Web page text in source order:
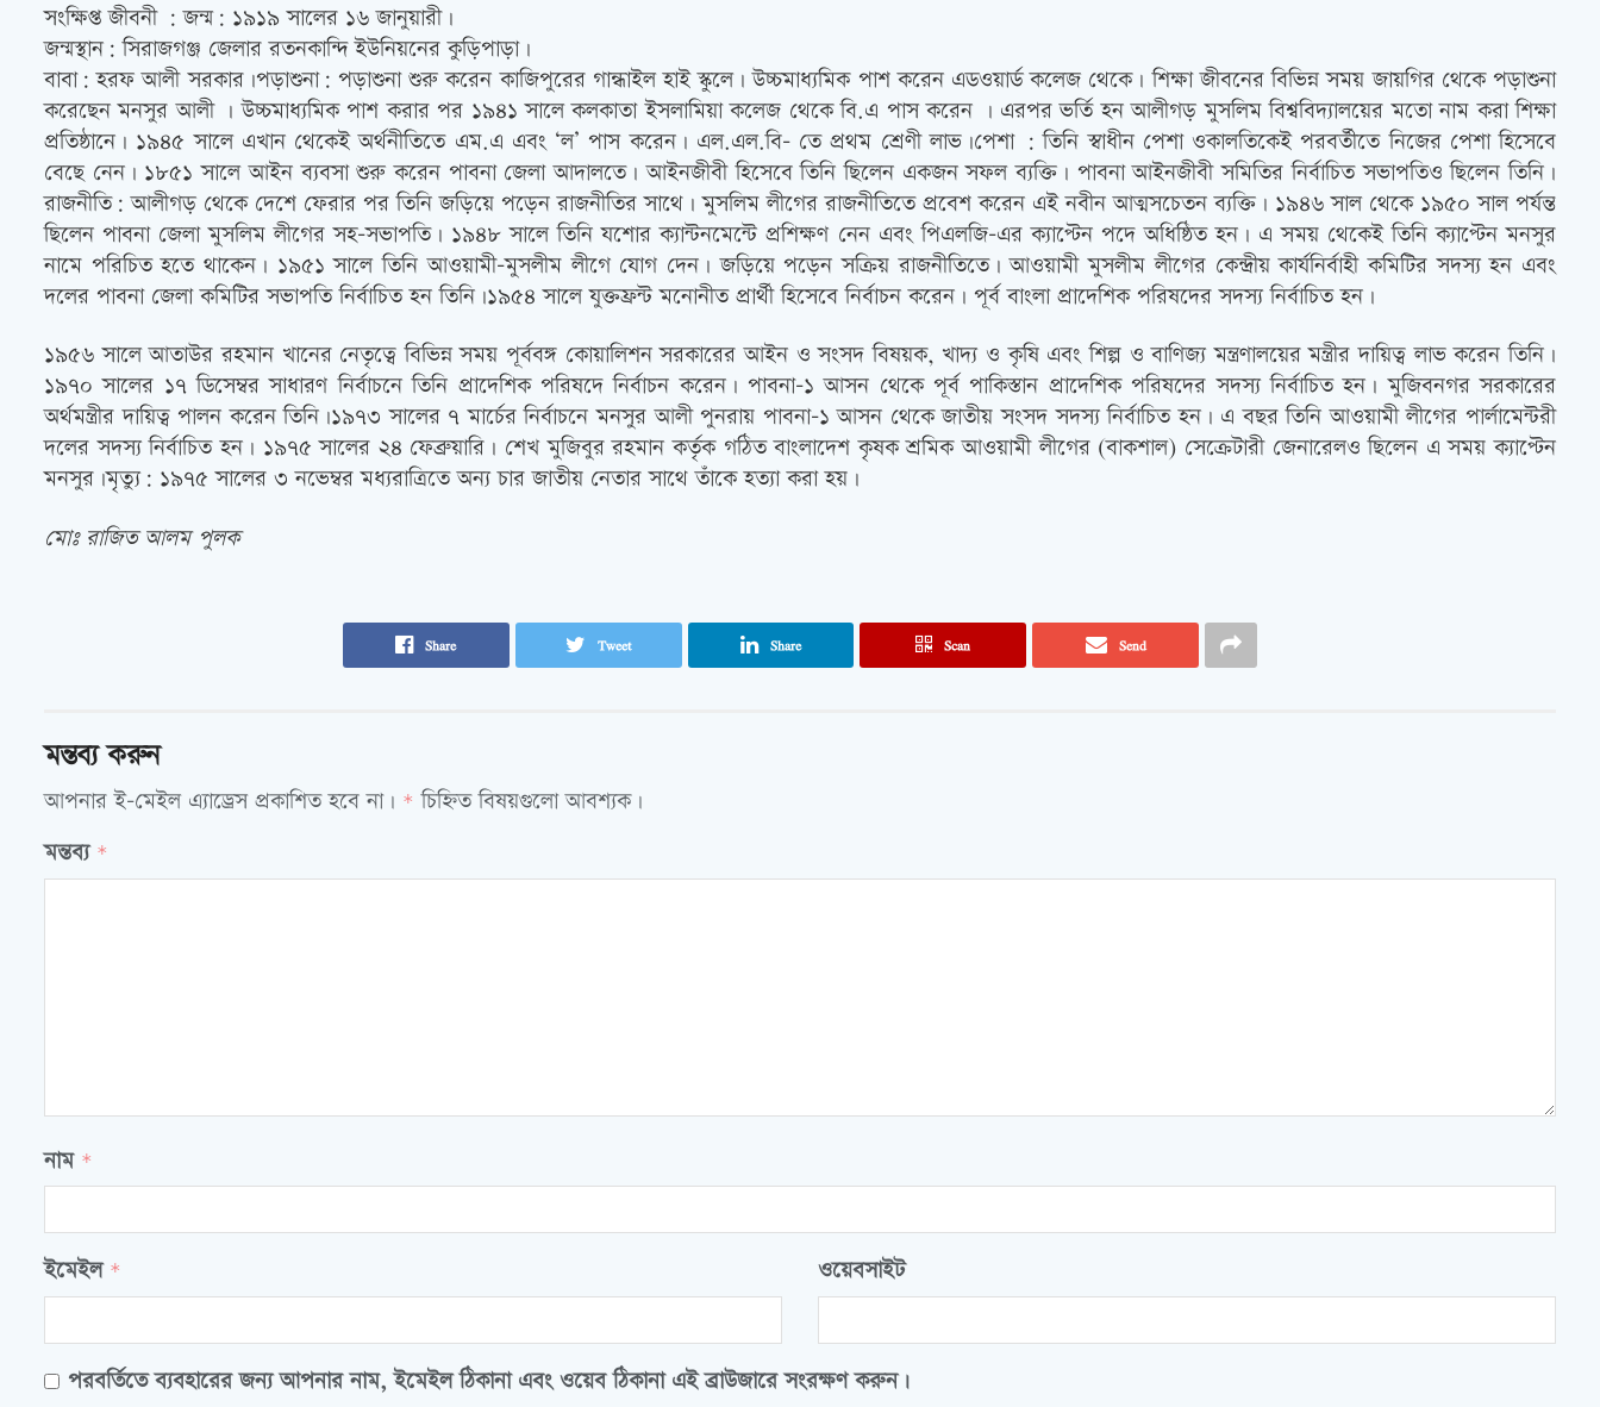
সংক্ষিপ্ত জীবনী : জন্ম: ১৯১৯ সালের ১৬ জানুয়ারী।
জন্মস্থান: সিরাজগঞ্জ জেলার রতনকান্দি ইউনিয়নের কুড়িপাড়া।
বাবা: হরফ আলী সরকার।পড়াশুনা: পড়াশুনা শুরু করেন কাজিপুরের গান্ধাইল হাই স্কুলে। উচ্চমাধ্যমিক পাশ করেন এডওয়ার্ড কলেজ থেকে। শিক্ষা জীবনের বিভিন্ন সময় জায়গির থেকে পড়াশুনা
করেছেন মনসুর আলী । উচ্চমাধ্যমিক পাশ করার পর ১৯৪১ সালে কলকাতা ইসলামিয়া কলেজ থেকে বি.এ পাস করেন । এরপর ভর্তি হন আলীগড় মুসলিম বিশ্ববিদ্যালয়ের মতো নাম করা শিক্ষা
প্রতিষ্ঠানে। ১৯৪৫ সালে এখান থেকেই অর্থনীতিতে এম.এ এবং ‘ল’ পাস করেন। এল.এল.বি- তে প্রথম শ্রেণী লাভ।পেশা : তিনি স্বাধীন পেশা ওকালতিকেই পরবর্তীতে নিজের পেশা হিসেবে
বেছে নেন। ১৮৫১ সালে আইন ব্যবসা শুরু করেন পাবনা জেলা আদালতে। আইনজীবী হিসেবে তিনি ছিলেন একজন সফল ব্যক্তি। পাবনা আইনজীবী সমিতির নির্বাচিত সভাপতিও ছিলেন তিনি।
রাজনীতি: আলীগড় থেকে দেশে ফেরার পর তিনি জড়িয়ে পড়েন রাজনীতির সাথে। মুসলিম লীগের রাজনীতিতে প্রবেশ করেন এই নবীন আত্মসচেতন ব্যক্তি। ১৯৪৬ সাল থেকে ১৯৫০ সাল পর্যন্ত
ছিলেন পাবনা জেলা মুসলিম লীগের সহ-সভাপতি। ১৯৪৮ সালে তিনি যশোর ক্যান্টনমেন্টে প্রশিক্ষণ নেন এবং পিএলজি-এর ক্যাপ্টেন পদে অধিষ্ঠিত হন। এ সময় থেকেই তিনি ক্যাপ্টেন মনসুর
নামে পরিচিত হতে থাকেন। ১৯৫১ সালে তিনি আওয়ামী-মুসলীম লীগে যোগ দেন। জড়িয়ে পড়েন সক্রিয় রাজনীতিতে। আওয়ামী মুসলীম লীগের কেন্দ্রীয় কার্যনির্বাহী কমিটির সদস্য হন এবং
দলের পাবনা জেলা কমিটির সভাপতি নির্বাচিত হন তিনি।১৯৫৪ সালে যুক্তফ্রন্ট মনোনীত প্রার্থী হিসেবে নির্বাচন করেন। পূর্ব বাংলা প্রাদেশিক পরিষদের সদস্য নির্বাচিত হন।
১৯৫৬ সালে আতাউর রহমান খানের নেতৃত্বে বিভিন্ন সময় পূর্ববঙ্গ কোয়ালিশন সরকারের আইন ও সংসদ বিষয়ক, খাদ্য ও কৃষি এবং শিল্প ও বাণিজ্য মন্ত্রণালয়ের মন্ত্রীর দায়িত্ব লাভ করেন তিনি।
১৯৭০ সালের ১৭ ডিসেম্বর সাধারণ নির্বাচনে তিনি প্রাদেশিক পরিষদে নির্বাচন করেন। পাবনা-১ আসন থেকে পূর্ব পাকিস্তান প্রাদেশিক পরিষদের সদস্য নির্বাচিত হন। মুজিবনগর সরকারের
অর্থমন্ত্রীর দায়িত্ব পালন করেন তিনি।১৯৭৩ সালের ৭ মার্চের নির্বাচনে মনসুর আলী পুনরায় পাবনা-১ আসন থেকে জাতীয় সংসদ সদস্য নির্বাচিত হন। এ বছর তিনি আওয়ামী লীগের পার্লামেন্টরী
দলের সদস্য নির্বাচিত হন। ১৯৭৫ সালের ২৪ ফেব্রুয়ারি। শেখ মুজিবুর রহমান কর্তৃক গঠিত বাংলাদেশ কৃষক শ্রমিক আওয়ামী লীগের (বাকশাল) সেক্রেটারী জেনারেলও ছিলেন এ সময় ক্যাপ্টেন
মনসুর।মৃত্যু: ১৯৭৫ সালের ৩ নভেম্বর মধ্যরাত্রিতে অন্য চার জাতীয় নেতার সাথে তাঁকে হত্যা করা হয়।
মোঃ রাজিত আলম পুলক
Share Tweet Share Scan Send
মন্তব্য করুন
আপনার ই-মেইল এ্যাড্রেস প্রকাশিত হবে না। * চিহ্নিত বিষয়গুলো আবশ্যক।
মন্তব্য *
নাম *
ইমেইল * ওয়েবসাইট
পরবর্তিতে ব্যবহারের জন্য আপনার নাম, ইমেইল ঠিকানা এবং ওয়েব ঠিকানা এই ব্রাউজারে সংরক্ষণ করুন।